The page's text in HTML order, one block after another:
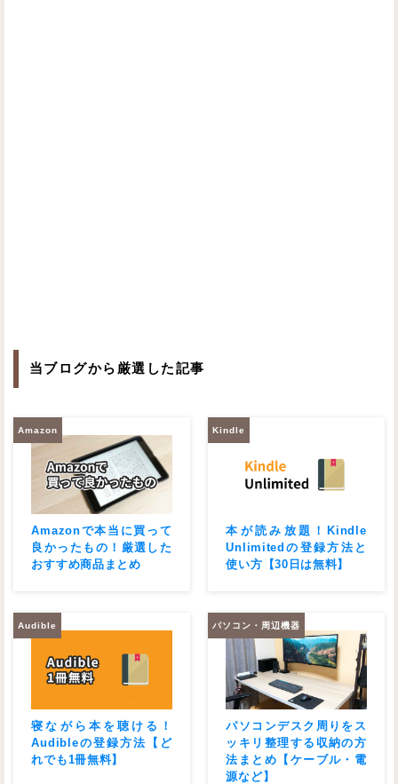
当ブログから厳選した記事
Amazon
Amazonで本当に買って
良かったもの！厳選した
おすすめ商品まとめ
Kindle
本が読み放題！Kindle
Unlimitedの登録方法と
使い方【30日は無料】
Audible
寝ながら本を聴ける！
Audibleの登録方法【ど
れでも1冊無料】
パソコン・周辺機器
パソコンデスク周りをス
ッキリ整理する収納の方
法まとめ【ケーブル・電
源など】